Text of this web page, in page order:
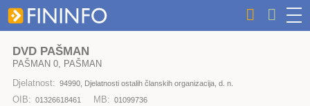
DVD PAŠMAN
PAŠMAN 0, PAŠMAN
Djelatnost: 94990, Djelatnosti ostalih članskih organizacija, d. n.
OIB: 01326618461 MB: 01099736